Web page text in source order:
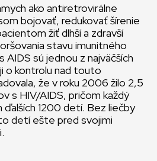
ako antiretrovirálne
bojovať, redukovať šírenie
žiť dlhší a zdravší
stavu imunitného
sú jednou z najväčších
o kontrolu nad touto
že v roku 2006 žilo 2,5
s HIV/AIDS, pričom každý
1200 detí. Bez liečby
detí ešte pred svojimi